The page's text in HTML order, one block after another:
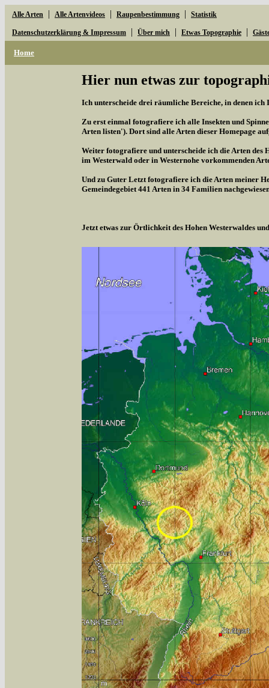
Alle Arten | Alle Artenvideos | Raupenbestimmung | Statistik
Datenschutzerklärung & Impressum | Über mich | Etwas Topographie |
Home
Hier nun etwas zur
Ich unterscheide drei räumliche Bereiche, in denen ich
Zu erst einmal fotografiere ich alle Insekten und
Arten listen'). Dort sind alle Arten dieser Homepage
Weiter fotografiere und unterscheide ich die Arten des
im Westerwald oder in Westernohe vorkommenden
Und zu Guter Letzt fotografiere ich die Arten meiner
Gemeindegebiet 441 Arten in 34 Familien
Jetzt etwas zur Örtlichkeit des Hohen Westerwaldes